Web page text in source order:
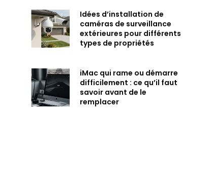
Idées d’installation de
caméras de surveillance
extérieures pour différents
types de propriétés
iMac qui rame ou démarre
difficilement : ce qu’il faut
savoir avant de le
remplacer